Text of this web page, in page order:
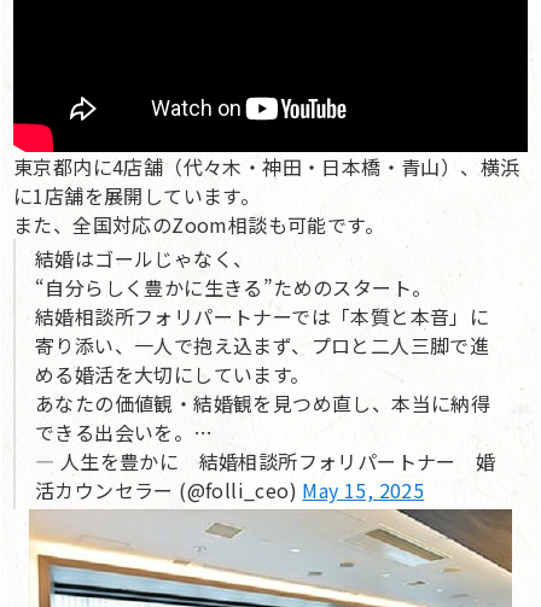
東京都内に4店舗（代々木・神田・日本橋・青山）、横浜
に1店舗を展開しています。
また、全国対応のZoom相談も可能です。
結婚はゴールじゃなく、
“自分らしく豊かに生きる”ためのスタート。
結婚相談所フォリパートナーでは「本質と本音」に
寄り添い、一人で抱え込まず、プロと二人三脚で進
める婚活を大切にしています。
あなたの価値観・結婚観を見つめ直し、本当に納得
できる出会いを。…
— 人生を豊かに 結婚相談所フォリパートナー 婚
活カウンセラー (@folli_ceo) May 15, 2025